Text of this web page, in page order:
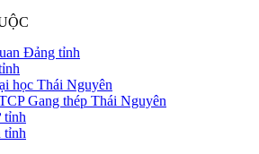
Đảng tỉnh
học Thái Nguyên
Gang thép Thái Nguyên
tỉnh
tỉnh